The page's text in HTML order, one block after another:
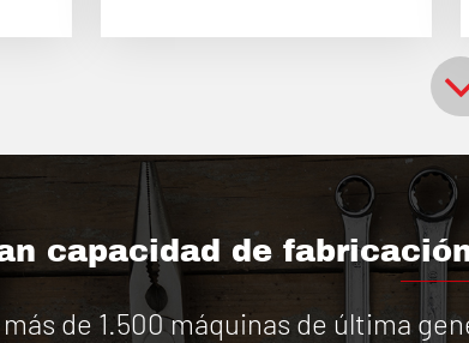
capacidad de
de 1.500 máquinas de última